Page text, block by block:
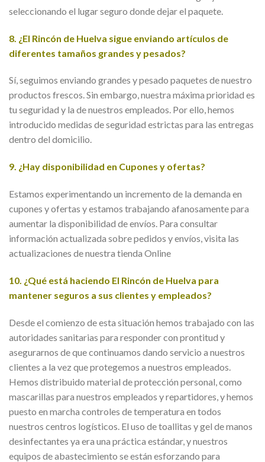
seleccionando el lugar seguro donde dejar el paquete.
8. ¿El Rincón de Huelva sigue enviando artículos de
diferentes tamaños grandes y pesados?
Sí, seguimos enviando grandes y pesado paquetes de nuestro
productos frescos. Sin embargo, nuestra máxima prioridad es
tu seguridad y la de nuestros empleados. Por ello, hemos
introducido medidas de seguridad estrictas para las entregas
dentro del domicilio.
9. ¿Hay disponibilidad en Cupones y ofertas?
Estamos experimentando un incremento de la demanda en
cupones y ofertas y estamos trabajando afanosamente para
aumentar la disponibilidad de envíos. Para consultar
información actualizada sobre pedidos y envíos, visita las
actualizaciones de nuestra tienda Online
10. ¿Qué está haciendo El Rincón de Huelva para
mantener seguros a sus clientes y empleados?
Desde el comienzo de esta situación hemos trabajado con las
autoridades sanitarias para responder con prontitud y
asegurarnos de que continuamos dando servicio a nuestros
clientes a la vez que protegemos a nuestros empleados.
Hemos distribuido material de protección personal, como
mascarillas para nuestros empleados y repartidores, y hemos
puesto en marcha controles de temperatura en todos
nuestros centros logísticos. El uso de toallitas y gel de manos
desinfectantes ya era una práctica estándar, y nuestros
equipos de abastecimiento se están esforzando para